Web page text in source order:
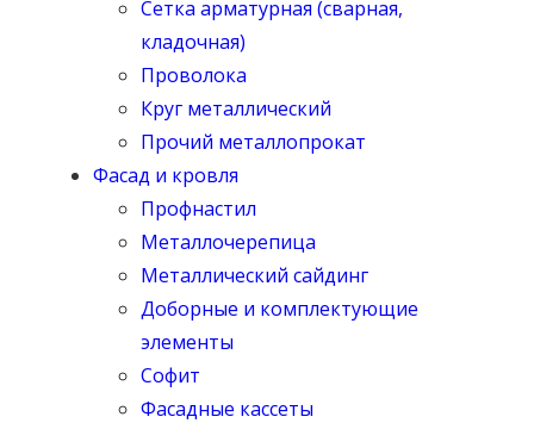
Сетка арматурная (сварная,
кладочная)
Проволока
Круг металлический
Прочий металлопрокат
Фасад и кровля
Профнастил
Металлочерепица
Металлический сайдинг
Доборные и комплектующие
элементы
Софит
Фасадные кассеты